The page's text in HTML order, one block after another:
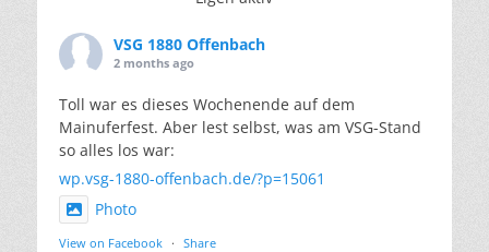
VSG 1880 Offenbach
2 months ago
Toll war es dieses Wochenende auf dem
Mainuferfest. Aber lest selbst, was am VSG-Stand
so alles los war:
wp.vsg-1880-offenbach.de/?p=15061
Photo
View on Facebook · Share